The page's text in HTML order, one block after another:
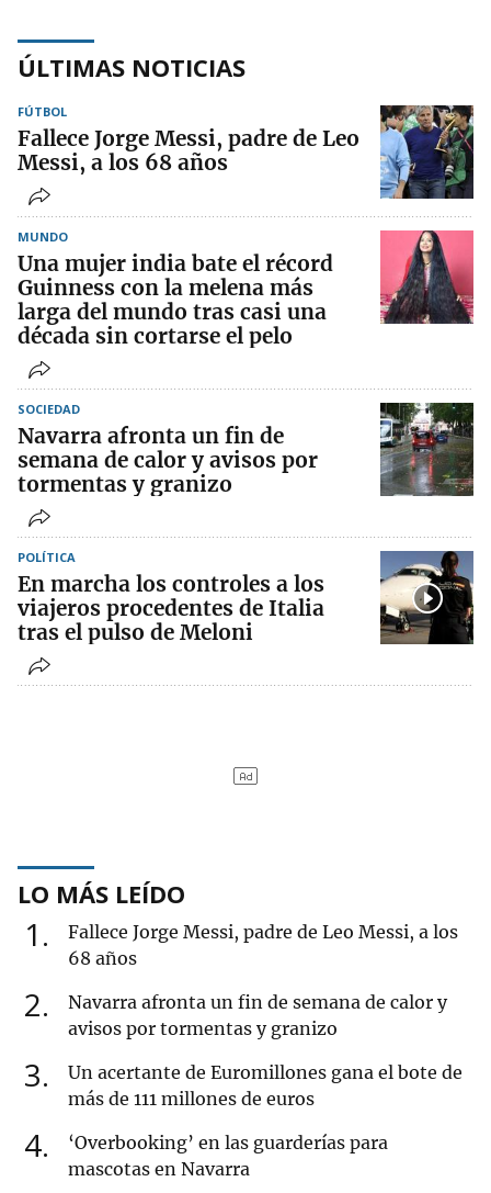
ÚLTIMAS NOTICIAS
FÚTBOL
Fallece Jorge Messi, padre de Leo
Messi, a los 68 años
MUNDO
Una mujer india bate el récord
Guinness con la melena más
larga del mundo tras casi una
década sin cortarse el pelo
SOCIEDAD
Navarra afronta un fin de
semana de calor y avisos por
tormentas y granizo
POLÍTICA
En marcha los controles a los
viajeros procedentes de Italia
tras el pulso de Meloni
LO MÁS LEÍDO
1
Fallece Jorge Messi, padre de Leo Messi, a los
68 años
2
Navarra afronta un fin de semana de calor y
avisos por tormentas y granizo
3
Un acertante de Euromillones gana el bote de
más de 111 millones de euros
4
‘Overbooking’ en las guarderías para
mascotas en Navarra